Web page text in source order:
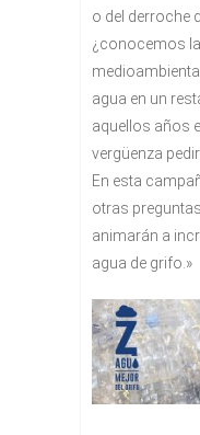
o del derroche
¿conocemos
agua en un
aquellos años
vergüenza
En esta
otras
animarán a
agua de grifo.»